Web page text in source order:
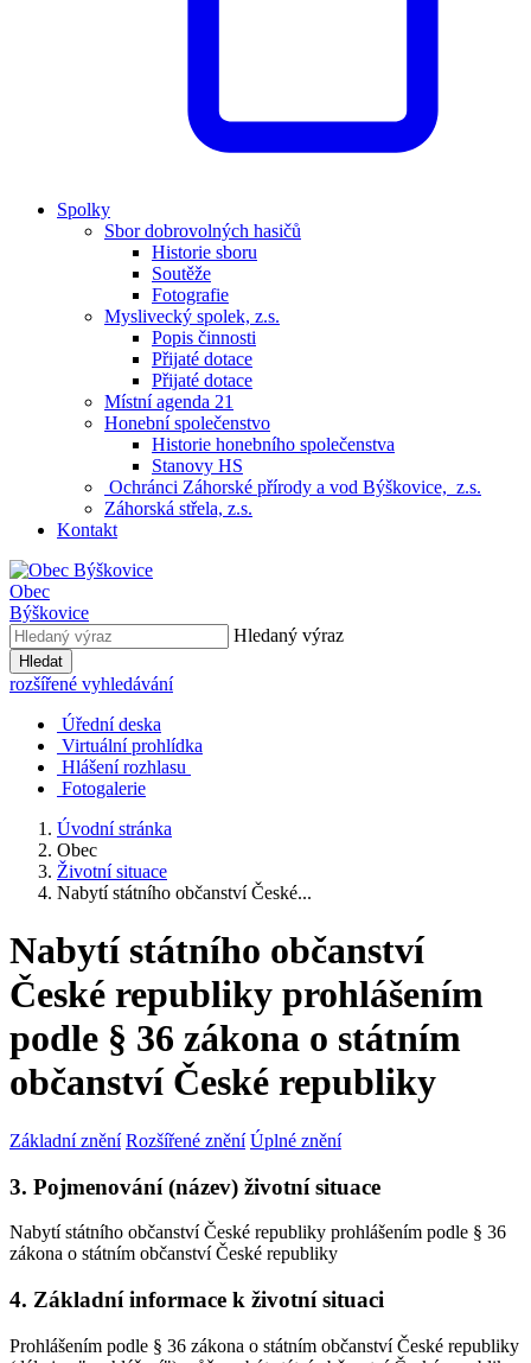
Spolky
Sbor dobrovolných hasičů
Historie sboru
Soutěže
Fotografie
Myslivecký spolek, z.s.
Popis činnosti
Přijaté dotace
Přijaté dotace
Místní agenda 21
Honební společenstvo
Historie honebního společenstva
Stanovy HS
Ochránci Záhorské přírody a vod Býškovice, z.s.
Záhorská střela, z.s.
Kontakt
Obec
Býškovice
Hledaný výraz
Hledat
rozšířené vyhledávání
Úřední deska
Virtuální prohlídka
Hlášení rozhlasu
Fotogalerie
Úvodní stránka
Obec
Životní situace
Nabytí státního občanství České...
Nabytí státního občanství
České republiky prohlášením
podle § 36 zákona o státním
občanství České republiky
Základní znění Rozšířené znění Úplné znění
3. Pojmenování (název) životní situace
Nabytí státního občanství České republiky prohlášením podle § 36
zákona o státním občanství České republiky
4. Základní informace k životní situaci
Prohlášením podle § 36 zákona o státním občanství České republiky